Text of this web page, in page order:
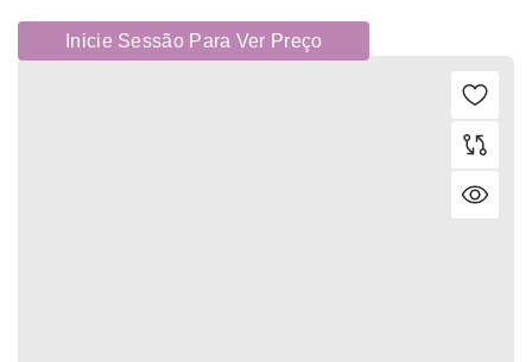
Inicie Sessão Para Ver Preço